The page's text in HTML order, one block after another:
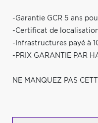
-Garantie GCR 5 ans
-Certificat de
-Infrastructures payé à
-PRIX GARANTIE PAR
NE MANQUEZ PAS